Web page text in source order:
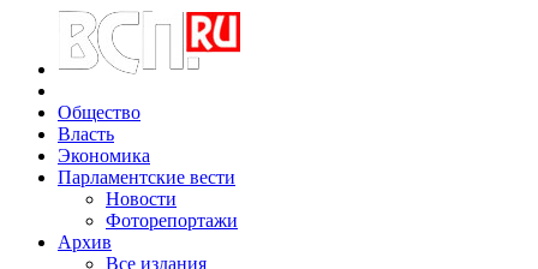
Общество
Власть
Экономика
Парламентские вести
Новости
Фоторепортажи
Архив
Все издания